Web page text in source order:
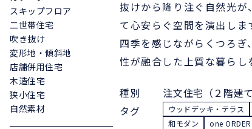
スキップフロア
二世帯住宅
吹き抜け
変形地・傾斜地
店舗併用住宅
木造住宅
狭小住宅
自然素材
抜けから降り注ぐ自然光が
て心安らぐ空間を演出しま
四季を感じながらくつろ
性が融合した上質な暮らし
種別
注文住宅（２階建て
タグ
ウッドデッキ・テラス
和モダン
one ORDER